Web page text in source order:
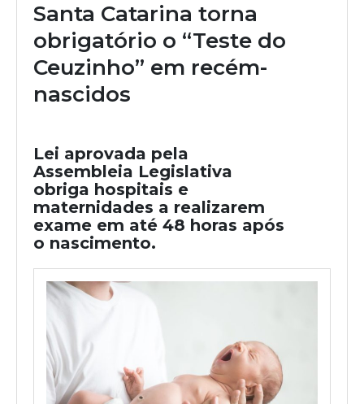
Santa Catarina torna
obrigatório o “Teste do
Ceuzinho” em recém-
nascidos
Lei aprovada pela
Assembleia Legislativa
obriga hospitais e
maternidades a realizarem
exame em até 48 horas após
o nascimento.